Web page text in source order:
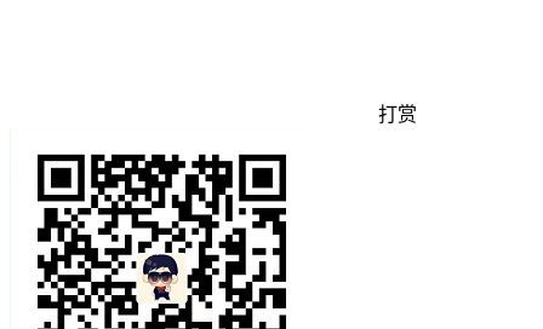
打赏